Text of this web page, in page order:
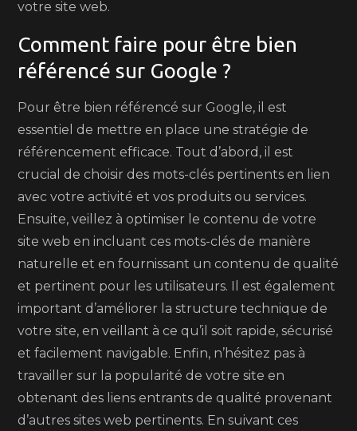
votre site web.
Comment faire pour être bien
référencé sur Google ?
Pour être bien référencé sur Google, il est
essentiel de mettre en place une stratégie de
référencement efficace. Tout d’abord, il est
crucial de choisir des mots-clés pertinents en lien
avec votre activité et vos produits ou services.
Ensuite, veillez à optimiser le contenu de votre
site web en incluant ces mots-clés de manière
naturelle et en fournissant un contenu de qualité
et pertinent pour les utilisateurs. Il est également
important d’améliorer la structure technique de
votre site, en veillant à ce qu’il soit rapide, sécurisé
et facilement navigable. Enfin, n’hésitez pas à
travailler sur la popularité de votre site en
obtenant des liens entrants de qualité provenant
d’autres sites web pertinents. En suivant ces